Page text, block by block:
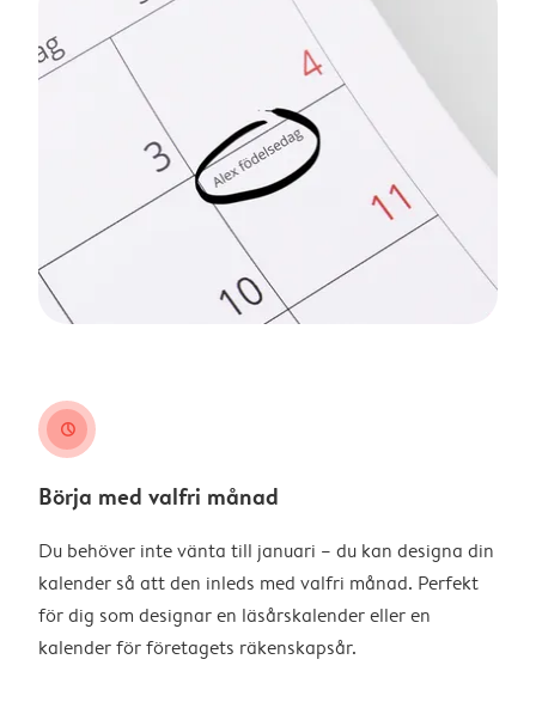
clock
Börja med valfri månad
Du behöver inte vänta till januari – du kan designa din
kalender så att den inleds med valfri månad. Perfekt
för dig som designar en läsårskalender eller en
kalender för företagets räkenskapsår.